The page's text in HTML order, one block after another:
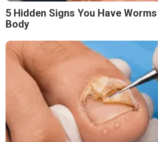
5 Hidden Signs You Have
Body